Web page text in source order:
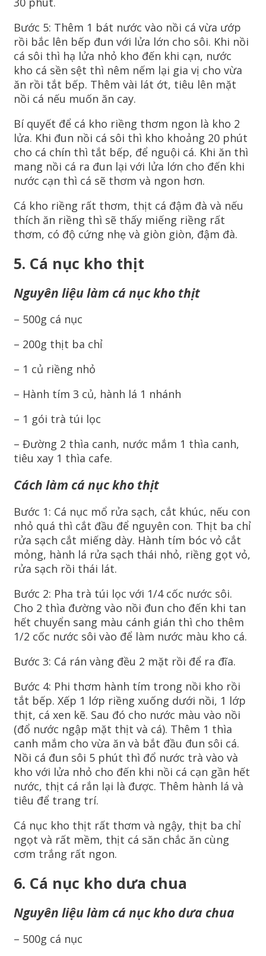
Bước 5: Thêm 1 bát nước vào nồi cá vừa ướp
rồi bắc lên bếp đun với lửa lớn cho sôi. Khi nồi
cá sôi thì hạ lửa nhỏ kho đến khi cạn, nước
kho cá sền sệt thì nêm nếm lại gia vị cho vừa
ăn rồi tắt bếp. Thêm vài lát ớt, tiêu lên mặt
nồi cá nếu muốn ăn cay.
Bí quyết để cá kho riềng thơm ngon là kho 2
lửa. Khi đun nồi cá sôi thì kho khoảng 20 phút
cho cá chín thì tắt bếp, để nguội cá. Khi ăn thì
mang nồi cá ra đun lại với lửa lớn cho đến khi
nước cạn thì cá sẽ thơm và ngon hơn.
Cá kho riềng rất thơm, thịt cá đậm đà và nếu
thích ăn riềng thì sẽ thấy miếng riềng rất
thơm, có độ cứng nhẹ và giòn giòn, đậm đà.
5. Cá nục kho thịt
Nguyên liệu làm cá nục kho thịt
– 500g cá nục
– 200g thịt ba chỉ
– 1 củ riềng nhỏ
– Hành tím 3 củ, hành lá 1 nhánh
– 1 gói trà túi lọc
– Đường 2 thìa canh, nước mắm 1 thìa canh,
tiêu xay 1 thìa cafe.
Cách làm cá nục kho thịt
Bước 1: Cá nục mổ rửa sạch, cắt khúc, nếu con
nhỏ quá thì cắt đầu để nguyên con. Thịt ba chỉ
rửa sạch cắt miếng dày. Hành tím bóc vỏ cắt
mỏng, hành lá rửa sạch thái nhỏ, riềng gọt vỏ,
rửa sạch rồi thái lát.
Bước 2: Pha trà túi lọc với 1/4 cốc nước sôi.
Cho 2 thìa đường vào nồi đun cho đến khi tan
hết chuyển sang màu cánh gián thì cho thêm
1/2 cốc nước sôi vào để làm nước màu kho cá.
Bước 3: Cá rán vàng đều 2 mặt rồi để ra đĩa.
Bước 4: Phi thơm hành tím trong nồi kho rồi
tắt bếp. Xếp 1 lớp riềng xuống dưới nồi, 1 lớp
thịt, cá xen kẽ. Sau đó cho nước màu vào nồi
(đổ nước ngập mặt thịt và cá). Thêm 1 thìa
canh mắm cho vừa ăn và bắt đầu đun sôi cá.
Nồi cá đun sôi 5 phút thì đổ nước trà vào và
kho với lửa nhỏ cho đến khi nồi cá cạn gần hết
nước, thịt cá rắn lại là được. Thêm hành lá và
tiêu để trang trí.
Cá nục kho thịt rất thơm và ngậy, thịt ba chỉ
ngọt và rất mềm, thịt cá săn chắc ăn cùng
cơm trắng rất ngon.
6. Cá nục kho dưa chua
Nguyên liệu làm cá nục kho dưa chua
– 500g cá nục